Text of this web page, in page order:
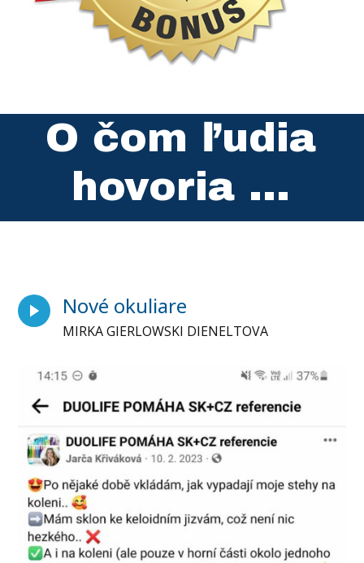
O čom ľudia
hovoria ...
Nové okuliare
MIRKA GIERLOWSKI DIENELTOVA